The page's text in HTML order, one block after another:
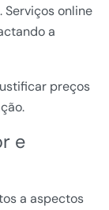
online
a
preços
e
a aspectos